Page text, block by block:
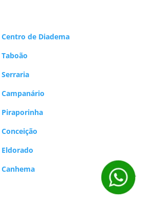
Centro de Diadema
Taboão
Serraria
Campanário
Piraporinha
Conceição
Eldorado
Canhema